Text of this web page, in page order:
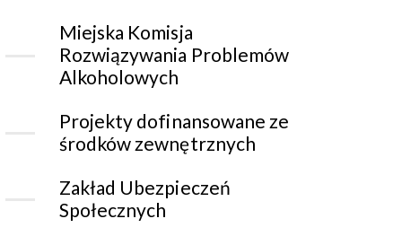
Miejska Komisja
Rozwiązywania Problemów
Alkoholowych
Projekty dofinansowane ze
środków zewnętrznych
Zakład Ubezpieczeń
Społecznych